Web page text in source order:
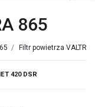
865
/ Filtr powietrza VALTRA
420 DSR